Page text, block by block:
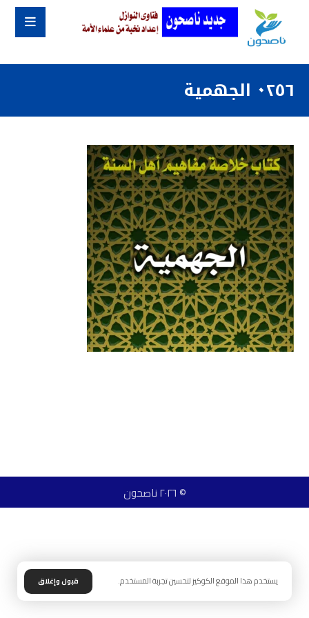
٠٢٥٦ الجهمية
© ٢٠٢٦ ناصحون
يستخدم هذا الموقع الكوكيز لتحسين تجربة المستخدم. قبول وإغلاق